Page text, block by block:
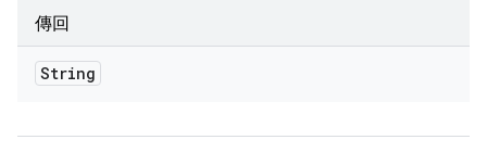
傳回
String